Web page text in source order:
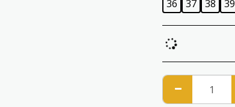
36
37 38 39